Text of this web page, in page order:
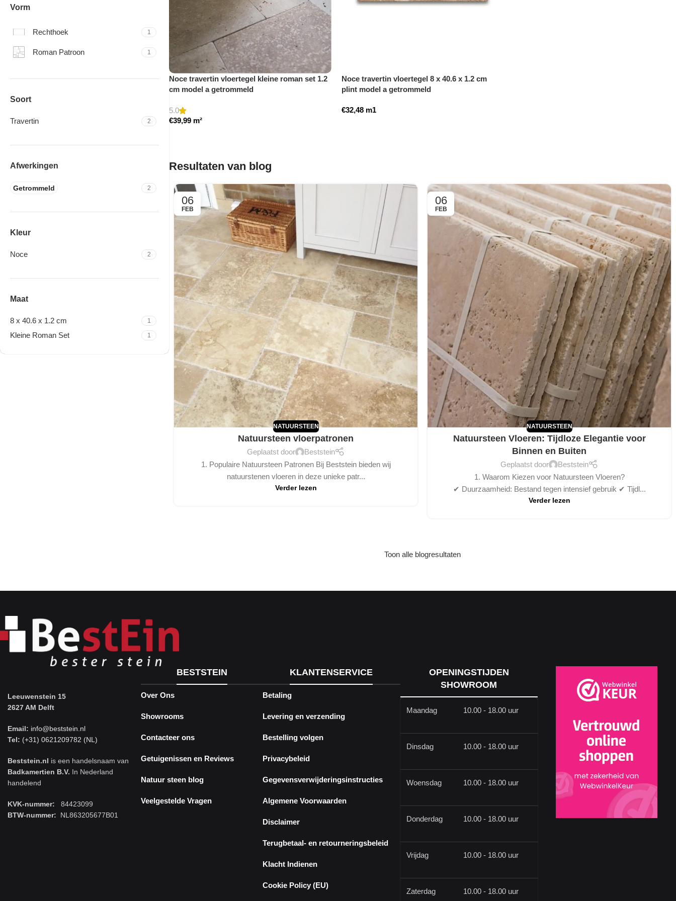
Vorm
Rechthoek 1
Roman Patroon 1
Soort
Travertin 2
Afwerkingen
Getrommeld 2
Kleur
Noce 2
Maat
8 x 40.6 x 1.2 cm 1
Kleine Roman Set 1
Noce travertin vloertegel kleine roman set 1.2
cm model a getrommeld
5.0
€39,99 m²
Noce travertin vloertegel 8 x 40.6 x 1.2 cm
plint model a getrommeld
€32,48 m1
Resultaten van blog
06
FEB
NATUURSTEEN
Natuursteen vloerpatronen
Geplaatst door
Beststein
1. Populaire Natuursteen Patronen Bij Beststein bieden wij
natuurstenen vloeren in deze unieke patr...
Verder lezen
06
FEB
NATUURSTEEN
Natuursteen Vloeren: Tijdloze Elegantie voor
Binnen en Buiten
Geplaatst door
Beststein
1. Waarom Kiezen voor Natuursteen Vloeren?
✔ Duurzaamheid: Bestand tegen intensief gebruik ✔ Tijdl...
Verder lezen
Toon alle blogresultaten
Leeuwenstein 15
2627 AM Delft
Email: info@beststein.nl
Tel: (+31) 0621209782 (NL)
Beststein.nl is een handelsnaam van
Badkamertien B.V. In Nederland
handelend
KVK-nummer: 84423099
BTW-nummer: NL863205677B01
BESTSTEIN
Over Ons
Showrooms
Contacteer ons
Getuigenissen en Reviews
Natuur steen blog
Veelgestelde Vragen
KLANTENSERVICE
Betaling
Levering en verzending
Bestelling volgen
Privacybeleid
Gegevensverwijderingsinstructies
Algemene Voorwaarden
Disclaimer
Terugbetaal- en retourneringsbeleid
Klacht Indienen
Cookie Policy (EU)
OPENINGSTIJDEN
SHOWROOM
Maandag 10.00 - 18.00 uur
Dinsdag 10.00 - 18.00 uur
Woensdag 10.00 - 18.00 uur
Donderdag 10.00 - 18.00 uur
Vrijdag 10.00 - 18.00 uur
Zaterdag 10.00 - 18.00 uur